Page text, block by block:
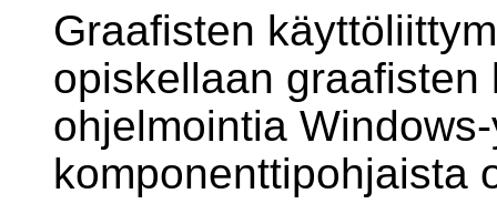
Graafisten
opiskellaan graafisten
ohjelmointia
komponenttipohjaista